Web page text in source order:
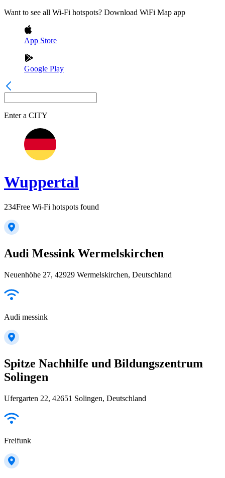
Want to see all Wi-Fi hotspots? Download WiFi Map app
App Store
Google Play
Enter a CITY
Wuppertal
234Free Wi-Fi hotspots found
Audi Messink Wermelskirchen
Neuenhöhe 27, 42929 Wermelskirchen, Deutschland
Audi messink
Spitze Nachhilfe und Bildungszentrum
Solingen
Ufergarten 22, 42651 Solingen, Deutschland
Freifunk